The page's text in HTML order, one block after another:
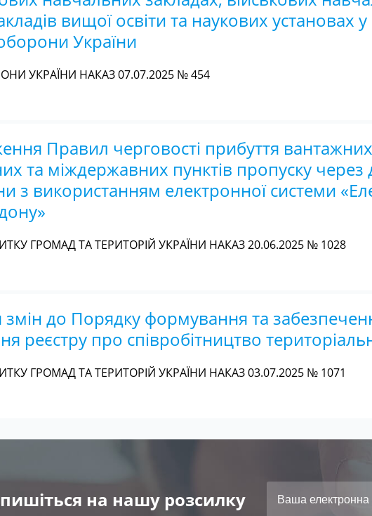
вищої освіти та наукових установах у
України
УКРАЇНИ НАКАЗ 07.07.2025 № 454
Правил черговості прибуття
та міждержавних пунктів пропуску
з використанням електронної системи
ГРОМАД ТА ТЕРИТОРІЙ УКРАЇНИ НАКАЗ 20.06.2025 № 1028
до Порядку формування та
реєстру про співробітництво
ГРОМАД ТА ТЕРИТОРІЙ УКРАЇНИ НАКАЗ 03.07.2025 № 1071
на нашу розсилку